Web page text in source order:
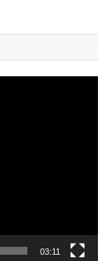
03:11